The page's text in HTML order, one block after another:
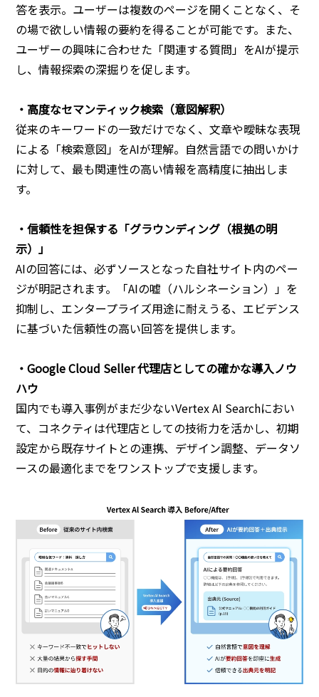
答を表示。ユーザーは複数のページを開くことなく、そ
の場で欲しい情報の要約を得ることが可能です。また、
ユーザーの興味に合わせた「関連する質問」をAIが提示
し、情報探索の深掘りを促します。
・高度なセマンティック検索（意図解釈）
従来のキーワードの一致だけでなく、文章や曖昧な表現
による「検索意図」をAIが理解。自然言語での問いかけ
に対して、最も関連性の高い情報を高精度に抽出しま
す。
・信頼性を担保する「グラウンディング（根拠の明
示）」
AIの回答には、必ずソースとなった自社サイト内のペー
ジが明記されます。「AIの嘘（ハルシネーション）」を
抑制し、エンタープライズ用途に耐えうる、エビデンス
に基づいた信頼性の高い回答を提供します。
・Google Cloud Seller 代理店としての確かな導入ノウ
ハウ
国内でも導入事例がまだ少ないVertex AI Searchにおい
て、コネクティは代理店としての技術力を活かし、初期
設定から既存サイトとの連携、デザイン調整、データソ
ースの最適化までをワンストップで支援します。